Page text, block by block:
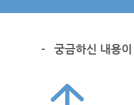
- 궁금하신 내용